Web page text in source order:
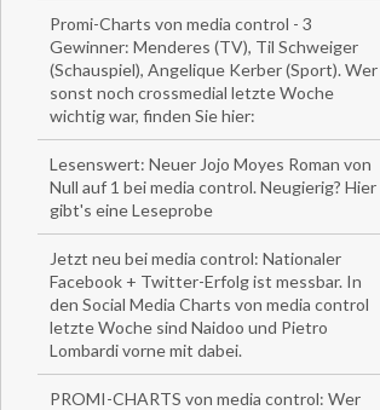
Promi-Charts von media control - 3
Gewinner: Menderes (TV), Til Schweiger
(Schauspiel), Angelique Kerber (Sport). Wer
sonst noch crossmedial letzte Woche
wichtig war, finden Sie hier:
Lesenswert: Neuer Jojo Moyes Roman von
Null auf 1 bei media control. Neugierig? Hier
gibt's eine Leseprobe
Jetzt neu bei media control: Nationaler
Facebook + Twitter-Erfolg ist messbar. In
den Social Media Charts von media control
letzte Woche sind Naidoo und Pietro
Lombardi vorne mit dabei.
PROMI-CHARTS von media control: Wer